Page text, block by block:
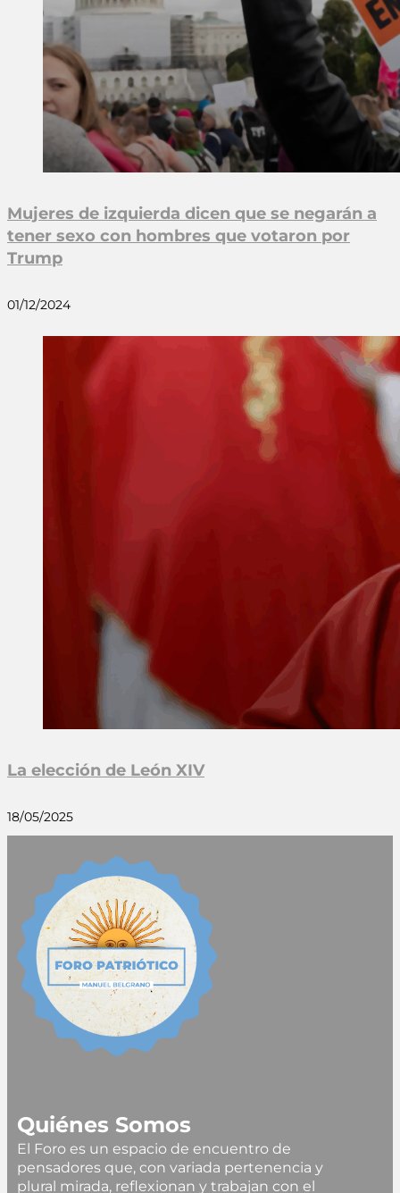
Mujeres de izquierda dicen que se negarán a
tener sexo con hombres que votaron por
Trump
01/12/2024
La elección de León XIV
18/05/2025
Quiénes Somos
El Foro es un espacio de encuentro de
pensadores que, con variada pertenencia y
plural mirada, reflexionan y trabajan con el